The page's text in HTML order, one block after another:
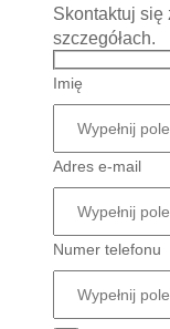
Skontaktuj się
szczegółach.
Imię
Adres e-mail
Numer telefonu